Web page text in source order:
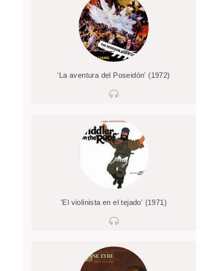
'La aventura del Poseidón' (1972)
'El violinista en el tejado' (1971)